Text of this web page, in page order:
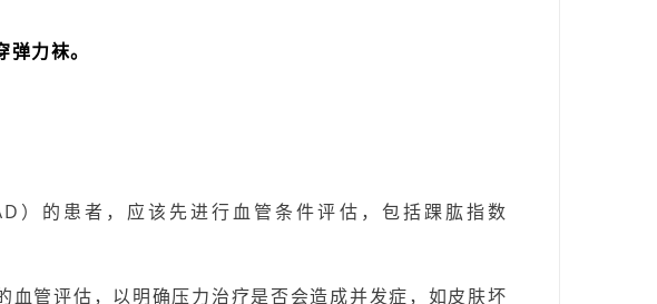
力袜。
的患者，应该先进行血管条件评估，包括踝肱指数
管评估，以明确压力治疗是否会造成并发症，如皮肤坏